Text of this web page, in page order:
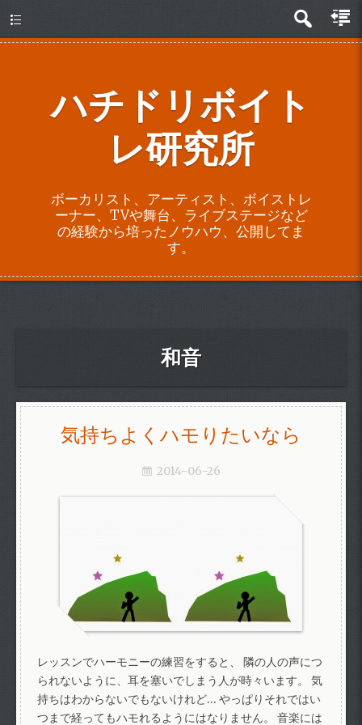
ハチドリボイト
レ研究所
ボーカリスト、アーティスト、ボイストレ
ーナー、TVや舞台、ライブステージなど
の経験から培ったノウハウ、公開してま
す。
和音
気持ちよくハモりたいなら
2014-06-26
レッスンでハーモニーの練習をすると、 隣の人の声につ
られないように、耳を塞いでしまう人が時々います。 気
持ちはわからないでもないけれど… やっぱりそれではい
つまで経ってもハモれるようにはなりません。 音楽には